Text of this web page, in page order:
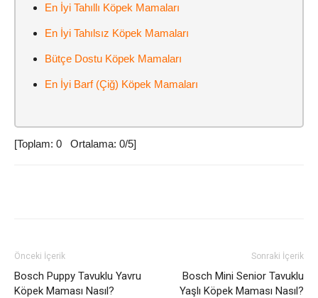
En İyi Tahıllı Köpek Mamaları
En İyi Tahılsız Köpek Mamaları
Bütçe Dostu Köpek Mamaları
En İyi Barf (Çiğ) Köpek Mamaları
[Toplam: 0 Ortalama: 0/5]
Önceki İçerik
Bosch Puppy Tavuklu Yavru
Köpek Maması Nasıl?
Sonraki İçerik
Bosch Mini Senior Tavuklu
Yaşlı Köpek Maması Nasıl?